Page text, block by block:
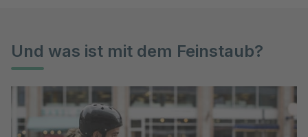
Und was ist mit dem Feinstaub?